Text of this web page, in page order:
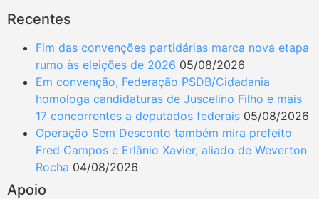
Recentes
Fim das convenções partidárias marca nova etapa
rumo às eleições de 2026 05/08/2026
Em convenção, Federação PSDB/Cidadania
homologa candidaturas de Juscelino Filho e mais
17 concorrentes a deputados federais 05/08/2026
Operação Sem Desconto também mira prefeito
Fred Campos e Erlânio Xavier, aliado de Weverton
Rocha 04/08/2026
Apoio